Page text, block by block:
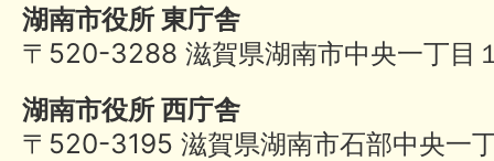
湖南市役所 東庁舎
〒520-3288 滋賀県湖南市中央一丁目
湖南市役所 西庁舎
〒520-3195 滋賀県湖南市石部中央一